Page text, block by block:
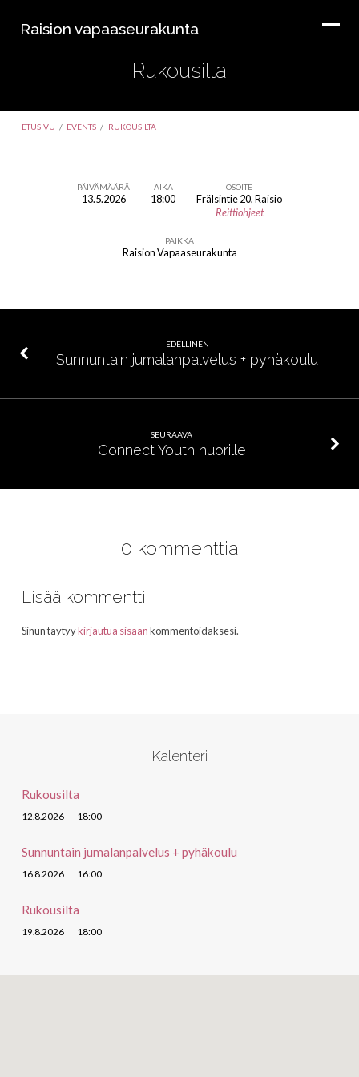
Raision vapaaseurakunta
Rukousilta
ETUSIVU / EVENTS / RUKOUSILTA
PÄIVÄMÄÄRÄ
13.5.2026
AIKA
18:00
OSOITE
Frälsintie 20, Raisio
Reittiohjeet
PAIKKA
Raision Vapaaseurakunta
EDELLINEN
Sunnuntain jumalanpalvelus + pyhäkoulu
SEURAAVA
Connect Youth nuorille
0 kommenttia
Lisää kommentti
Sinun täytyykirjautua sisäänkommentoidaksesi.
Kalenteri
Rukousilta
12.8.2026 18:00
Sunnuntain jumalanpalvelus + pyhäkoulu
16.8.2026 16:00
Rukousilta
19.8.2026 18:00